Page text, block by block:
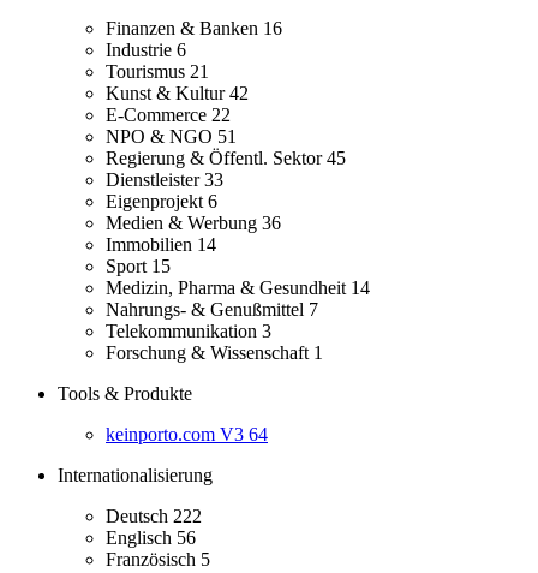
Finanzen & Banken 16
Industrie 6
Tourismus 21
Kunst & Kultur42
E-Commerce 22
NPO & NGO 51
Regierung & Öffentl. Sektor45
Dienstleister33
Eigenprojekt 6
Medien & Werbung 36
Immobilien 14
Sport 15
Medizin, Pharma & Gesundheit 14
Nahrungs- & Genußmittel 7
Telekommunikation 3
Forschung & Wissenschaft 1
Tools & Produkte
keinporto.com V3 64
Internationalisierung
Deutsch 222
Englisch 56
Französisch 5